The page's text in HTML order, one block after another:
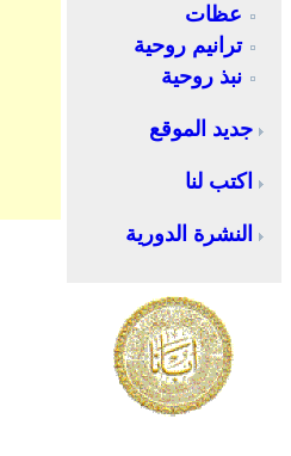
عظات
ترانيم روحية
نبذ روحية
جديد الموقع
اكتب لنا
النشرة الدورية